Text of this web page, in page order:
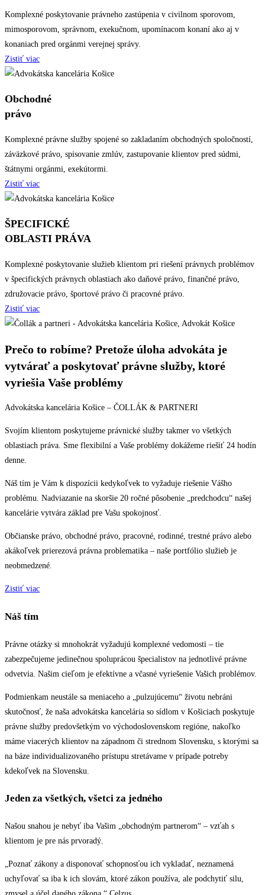
Komplexné poskytovanie právneho zastúpenia v civilnom sporovom,
mimosporovom, správnom, exekučnom, upomínacom konaní ako aj v
konaniach pred orgánmi verejnej správy.
Zistiť viac
Obchodné
právo
Komplexné právne služby spojené so zakladaním obchodných spoločností,
záväzkové právo, spisovanie zmlúv, zastupovanie klientov pred súdmi,
štátnymi orgánmi, exekútormi.
Zistiť viac
ŠPECIFICKÉ
OBLASTI PRÁVA
Komplexné poskytovanie služieb klientom pri riešení právnych problémov
v špecifických právnych oblastiach ako daňové právo, finančné právo,
združovacie právo, športové právo či pracovné právo.
Zistiť viac
Prečo to robíme? Pretože úloha advokáta je
vytvárať a poskytovať právne služby, ktoré
vyriešia Vaše problémy
Advokátska kancelária Košice – ČOLLÁK & PARTNERI
Svojím klientom poskytujeme právnické služby takmer vo všetkých
oblastiach práva. Sme flexibilní a Vaše problémy dokážeme riešiť 24 hodín
denne.
Náš tím je Vám k dispozícii kedykoľvek to vyžaduje riešenie Vášho
problému. Nadviazanie na skoršie 20 ročné pôsobenie „predchodcu“ našej
kancelárie vytvára základ pre Vašu spokojnosť.
Občianske právo, obchodné právo, pracovné, rodinné, trestné právo alebo
akákoľvek prierezová právna problematika – naše portfólio služieb je
neobmedzené.
Zistiť viac
Náš tím
Právne otázky si mnohokrát vyžadujú komplexné vedomosti – tie
zabezpečujeme jedinečnou spoluprácou špecialistov na jednotlivé právne
odvetvia. Našim cieľom je efektívne a včasné vyriešenie Vašich problémov.
Podmienkam neustále sa meniaceho a „pulzujúcemu“ životu nebráni
skutočnosť, že naša advokátska kancelária so sídlom v Košiciach poskytuje
právne služby predovšetkým vo východoslovenskom regióne, nakoľko
máme viacerých klientov na západnom či strednom Slovensku, s ktorými sa
na báze individualizovaného prístupu stretávame v prípade potreby
kdekoľvek na Slovensku.
Jeden za všetkých, všetci za jedného
Našou snahou je nebyť iba Vašim „obchodným partnerom“ – vzťah s
klientom je pre nás prvoradý.
„Poznať zákony a disponovať schopnosťou ich vykladať, neznamená
uchyľovať sa iba k ich slovám, ktoré zákon používa, ale podchytiť silu,